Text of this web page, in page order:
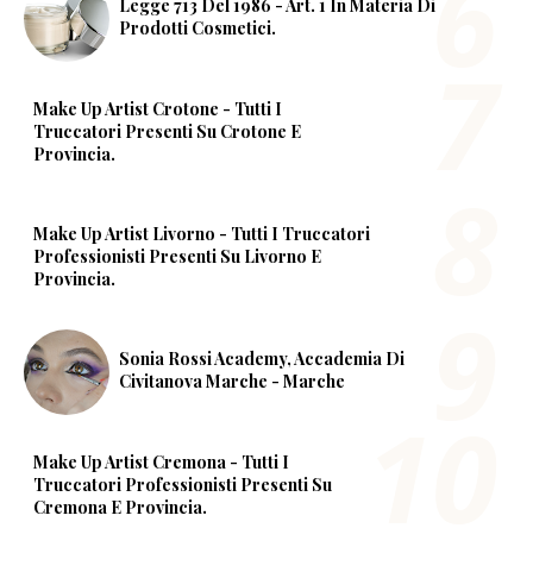
Legge 713 Del 1986 - Art. 1 In Materia Di
Prodotti Cosmetici.
Make Up Artist Crotone - Tutti I
Truccatori Presenti Su Crotone E
Provincia.
Make Up Artist Livorno - Tutti I Truccatori
Professionisti Presenti Su Livorno E
Provincia.
Sonia Rossi Academy, Accademia Di
Civitanova Marche - Marche
Make Up Artist Cremona - Tutti I
Truccatori Professionisti Presenti Su
Cremona E Provincia.